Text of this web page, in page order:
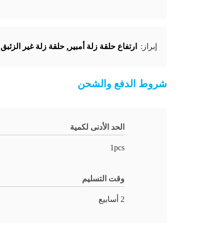
إبراز: ارتفاع حلقة زلة أمبير , حلقة زلة غير الزئبق
شروط الدفع والشحن
الحد الأدنى لكمية
1pcs
وقت التسليم
2 أسابيع